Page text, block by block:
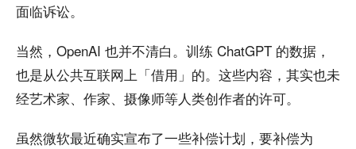
面临诉讼。
当然，OpenAI 也并不清白。训练 ChatGPT 的数据，
也是从公共互联网上「借用」的。这些内容，其实也未
经艺术家、作家、摄像师等人类创作者的许可。
虽然微软最近确实宣布了一些补偿计划，要补偿为